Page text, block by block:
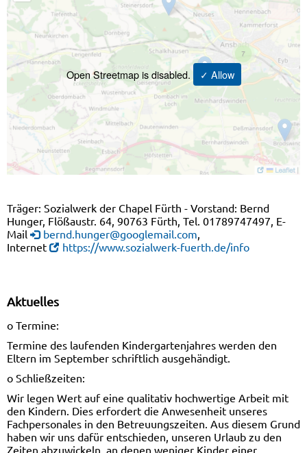
Open Streetmap is disabled. ✓ Allow
Träger: Sozialwerk der Chapel Fürth - Vorstand: Bernd
Hunger, Flößaustr. 64, 90763 Fürth, Tel. 01789747497, E-
Mail
bernd.hunger@googlemail.com,
Internet
https://www.sozialwerk-fuerth.de/info
Aktuelles
o Termine:
Termine des laufenden Kindergartenjahres werden den
Eltern im September schriftlich ausgehändigt.
o Schließzeiten:
Wir legen Wert auf eine qualitativ hochwertige Arbeit mit
den Kindern. Dies erfordert die Anwesenheit unseres
Fachpersonales in den Betreuungszeiten. Aus diesem Grund
haben wir uns dafür entschieden, unseren Urlaub zu den
Zeiten abzuwickeln, an denen weniger Kinder einer